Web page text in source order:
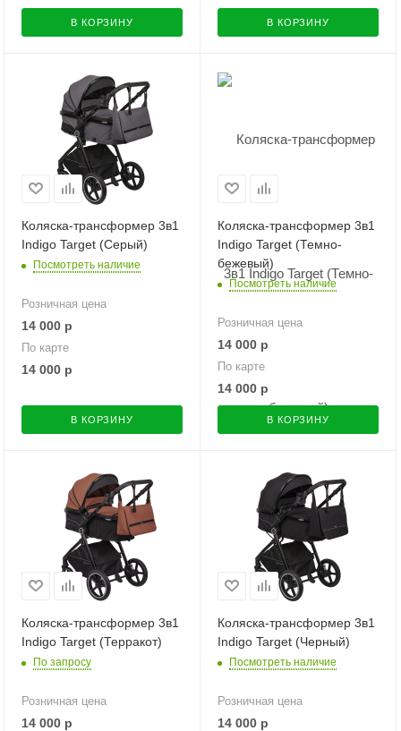
В КОРЗИНУ В КОРЗИНУ
Коляска-трансформер 3в1
Indigo Target (Серый)
Посмотреть наличие
Розничная цена
14 000 р
По карте
14 000 р
В КОРЗИНУ
Коляска-трансформер 3в1
Indigo Target (Темно-
бежевый)
Посмотреть наличие
Розничная цена
14 000 р
По карте
14 000 р
В КОРЗИНУ
Коляска-трансформер 3в1
Indigo Target (Терракот)
По запросу
Розничная цена
14 000 р
Коляска-трансформер 3в1
Indigo Target (Черный)
Посмотреть наличие
Розничная цена
14 000 р